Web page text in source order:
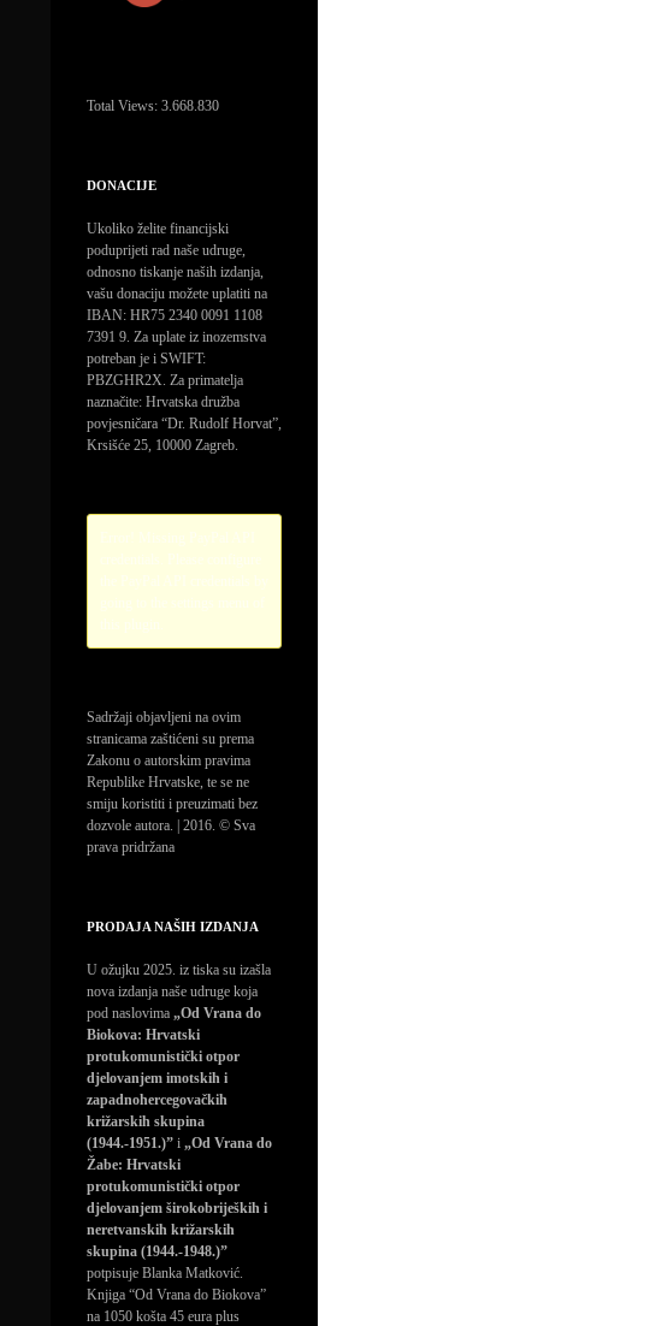
Total Views: 3.668.830
DONACIJE
Ukoliko želite financijski
poduprijeti rad naše udruge,
odnosno tiskanje naših izdanja,
vašu donaciju možete uplatiti na
IBAN: HR75 2340 0091 1108
7391 9. Za uplate iz inozemstva
potreban je i SWIFT:
PBZGHR2X. Za primatelja
naznačite: Hrvatska družba
povjesničara “Dr. Rudolf Horvat”,
Krsišće 25, 10000 Zagreb.
Sadržaji objavljeni na ovim
stranicama zaštićeni su prema
Zakonu o autorskim pravima
Republike Hrvatske, te se ne
smiju koristiti i preuzimati bez
dozvole autora. | 2016. © Sva
prava pridržana
PRODAJA NAŠIH IZDANJA
U ožujku 2025. iz tiska su izašla
nova izdanja naše udruge koja
pod naslovima „Od Vrana do
Biokova: Hrvatski
protukomunistički otpor
djelovanjem imotskih i
zapadnohercegovačkih
križarskih skupina
(1944.-1951.)” i „Od Vrana do
Žabe: Hrvatski
protukomunistički otpor
djelovanjem širokobrijeških i
neretvanskih križarskih
skupina (1944.-1948.)”
potpisuje Blanka Matković.
Knjiga “Od Vrana do Biokova”
na 1050 košta 45 eura plus